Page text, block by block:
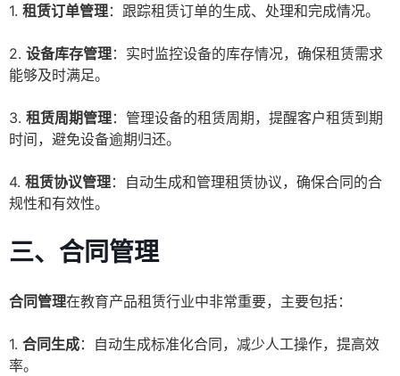
1. 租赁订单管理：跟踪租赁订单的生成、处理和完成情况。
2. 设备库存管理：实时监控设备的库存情况，确保租赁需求
能够及时满足。
3. 租赁周期管理：管理设备的租赁周期，提醒客户租赁到期
时间，避免设备逾期归还。
4. 租赁协议管理：自动生成和管理租赁协议，确保合同的合
规性和有效性。
三、合同管理
合同管理在教育产品租赁行业中非常重要，主要包括：
1. 合同生成：自动生成标准化合同，减少人工操作，提高效
率。